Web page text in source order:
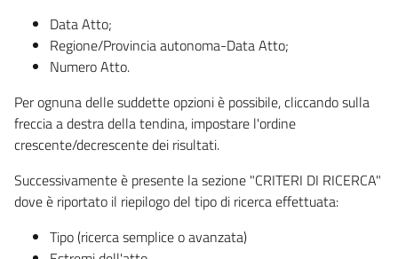
Data Atto;
Regione/Provincia autonoma-Data Atto;
Numero Atto.
Per ognuna delle suddette opzioni è possibile, cliccando sulla
freccia a destra della tendina, impostare l'ordine
crescente/decrescente dei risultati.
Successivamente è presente la sezione "CRITERI DI RICERCA"
dove è riportato il riepilogo del tipo di ricerca effettuata:
Tipo (ricerca semplice o avanzata)